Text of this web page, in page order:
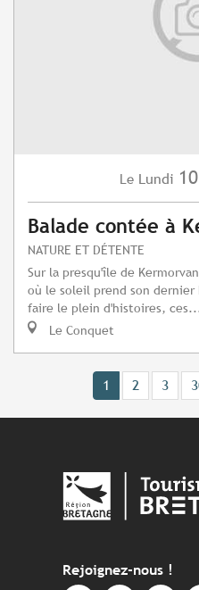
Le Lundi 10
Balade contée à
NATURE ET DÉTENTE
Sur la presqu'île de
où le soleil prend son
faire le plein d'histoires,
Le Conquet
1 2 3
Rejoignez-nous !